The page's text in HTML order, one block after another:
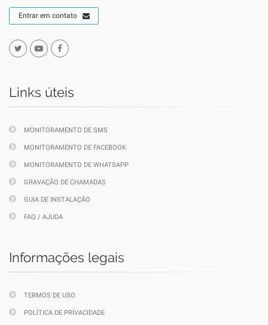
Entrar em contato
Links úteis
MONITORAMENTO DE SMS
MONITORAMENTO DE FACEBOOK
MONITORAMENTO DE WHATSAPP
GRAVAÇÃO DE CHAMADAS
GUIA DE INSTALAÇÃO
FAQ / AJUDA
Informações legais
TERMOS DE USO
POLÍTICA DE PRIVACIDADE